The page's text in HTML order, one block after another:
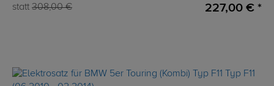
statt 308,00 € 227,00 € *